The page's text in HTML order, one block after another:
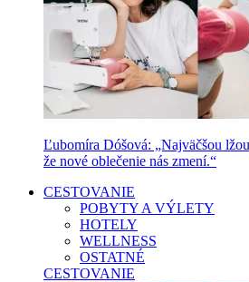
Ľubomíra Dóšová: „Najväčšou
že nové oblečenie nás zmení.“
CESTOVANIE
POBYTY A VÝLETY
HOTELY
WELLNESS
OSTATNÉ
CESTOVANIE